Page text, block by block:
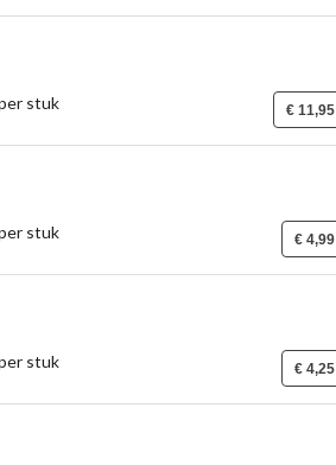
stuk € 11,95
stuk € 4,99
stuk € 4,25